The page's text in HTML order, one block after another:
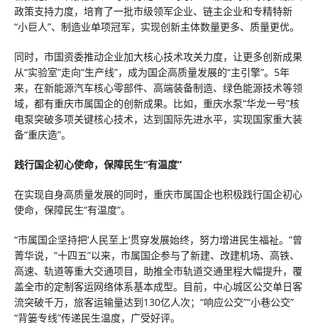
政策支持力度，培育了一批市级领军企业、链主企业和专精特新
“小巨人”、制造业单项冠军，实现创新主体数量更多、质量更优。
同时，市国资委推动企业加大核心技术攻关力度，让更多创新成果
从“实验室”走向“生产线”，成为国企高质量发展的“主引擎”。5年
来，在新能源汽车核心零部件、高端装备制造、绿色能源技术等领
域，都有重庆市属国企的创新成果。比如，重庆水泵“华龙一号”核
电泵突破多项关键核心技术，达到国际先进水平，实现国家重大装
备“重庆造”。
践行国企初心使命，保障民生“有温度”
在实现自身高质量发展的同时，重庆市属国企也积极践行国企初心
使命，保障民生“有温度”。
“市属国企坚持把‘人民至上’贯穿发展始终，努力增进民生福祉。”曾
菁华说，“十四五”以来，市属国企参与了新建、改建机场、高铁、
高速、轨道等重大交通项目，助推全市轨道交通里程大幅提升，覆
盖全市的定制客运网络体系基本成型。目前，中心城区公交单日客
流突破千万，旅客运输量达到130亿人次；“响应公交”“小巷公交”
“背篓专线”传递民生温度，广受好评。